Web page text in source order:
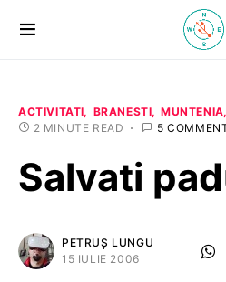
ACTIVITATI BRANESTI MUNTENIA
2 MINUTE READ
5
Salvati
PETRUȘ LUNGU
15 IULIE 2006